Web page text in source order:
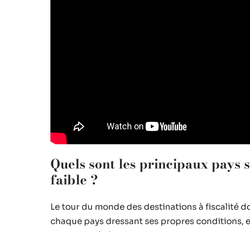
Quels sont les principaux pays
faible ?
Le tour du monde des destinations à fiscalité
chaque pays dressant ses propres conditions,